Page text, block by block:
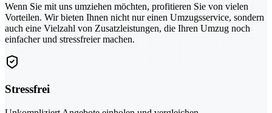
Wenn Sie mit uns umziehen möchten, profitieren Sie von vielen
Vorteilen. Wir bieten Ihnen nicht nur einen Umzugsservice, sondern
auch eine Vielzahl von Zusatzleistungen, die Ihren Umzug noch
einfacher und stressfreier machen.
Stressfrei